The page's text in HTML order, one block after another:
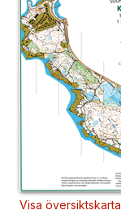
Visa översiktskarta